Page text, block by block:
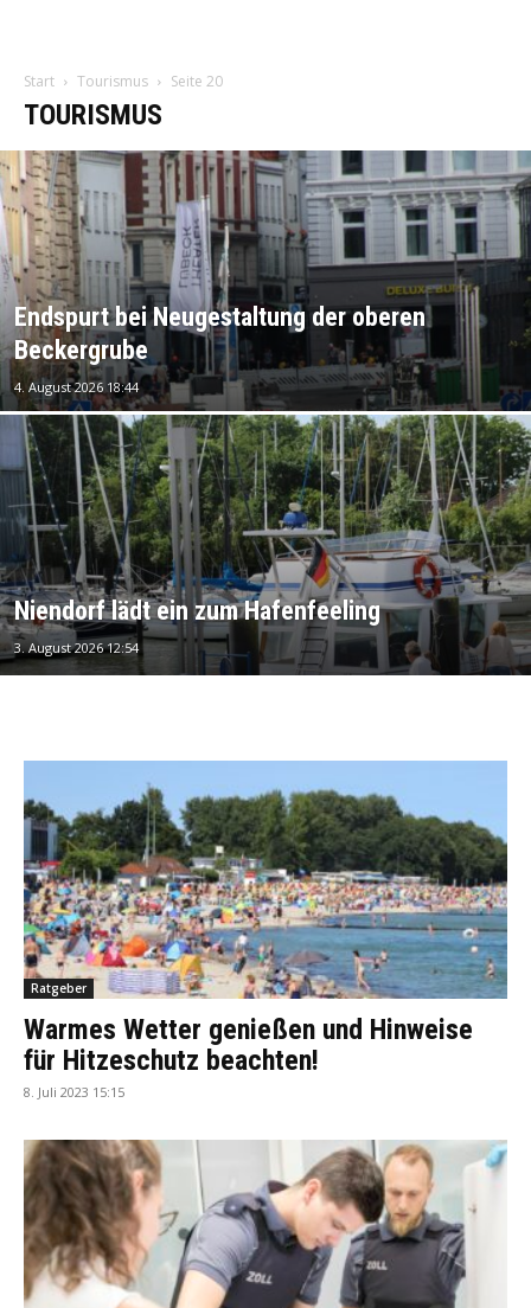
Start Tourismus Seite 20
TOURISMUS
Endspurt bei Neugestaltung der oberen
Beckergrube
4. August 2026 18:44
Niendorf lädt ein zum Hafenfeeling
3. August 2026 12:54
Ratgeber
Warmes Wetter genießen und Hinweise
für Hitzeschutz beachten!
8. Juli 2023 15:15